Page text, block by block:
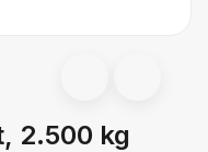
2.500 kg